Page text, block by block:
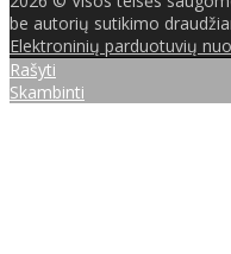
be autorių sutikimo
Elektroninių parduotuvių
Rašyti
Skambinti